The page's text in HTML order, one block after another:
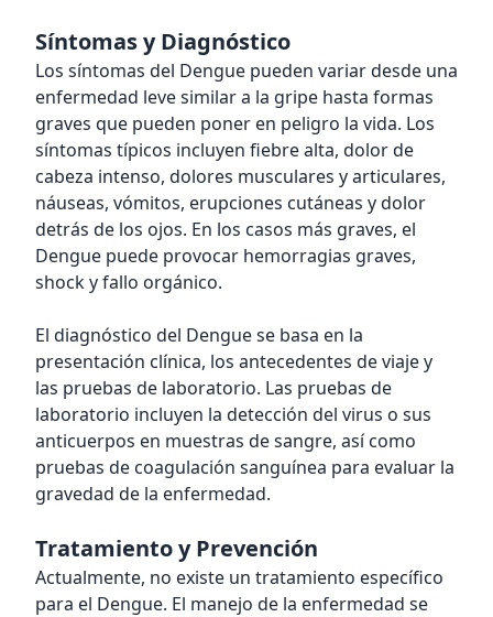
Síntomas y Diagnóstico
Los síntomas del Dengue pueden variar desde una
enfermedad leve similar a la gripe hasta formas
graves que pueden poner en peligro la vida. Los
síntomas típicos incluyen fiebre alta, dolor de
cabeza intenso, dolores musculares y articulares,
náuseas, vómitos, erupciones cutáneas y dolor
detrás de los ojos. En los casos más graves, el
Dengue puede provocar hemorragias graves,
shock y fallo orgánico.
El diagnóstico del Dengue se basa en la
presentación clínica, los antecedentes de viaje y
las pruebas de laboratorio. Las pruebas de
laboratorio incluyen la detección del virus o sus
anticuerpos en muestras de sangre, así como
pruebas de coagulación sanguínea para evaluar la
gravedad de la enfermedad.
Tratamiento y Prevención
Actualmente, no existe un tratamiento específico
para el Dengue. El manejo de la enfermedad se